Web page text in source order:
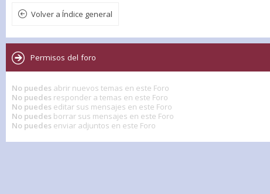
Volver a Índice general
Permisos del foro
No puedes abrir nuevos temas en este Foro
No puedes responder a temas en este Foro
No puedes editar sus mensajes en este Foro
No puedes borrar sus mensajes en este Foro
No puedes enviar adjuntos en este Foro